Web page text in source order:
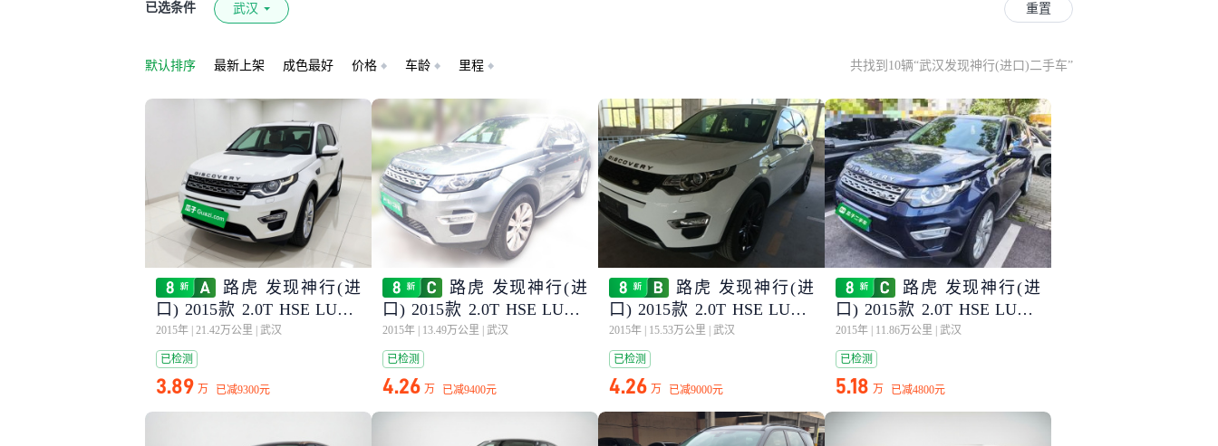
已选条件 武汉 重置
默认排序 最新上架 成色最好 价格 车龄 里程 共找到10辆“武汉发现神行(进口)二手车”
路虎 发现神行(进
口) 2015款 2.0T HSE LUXU
RY
2015年 21.42万公里 武汉
已检测
3.89 万 已减9300元
路虎 发现神行(进
口) 2015款 2.0T HSE LUXU
RY
2015年 13.49万公里 武汉
已检测
4.26 万 已减9400元
路虎 发现神行(进
口) 2015款 2.0T HSE LUXU
RY
2015年 15.53万公里 武汉
已检测
4.26 万 已减9000元
路虎 发现神行(进
口) 2015款 2.0T HSE LUXU
RY
2015年 11.86万公里 武汉
已检测
5.18 万 已减4800元